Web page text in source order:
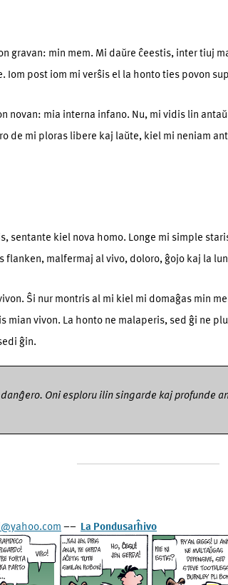
gravan: min mem. Mi daŭre ĉeestis, inter tiuj
Iom post iom mi verŝis el la honto ties povon
novan: mia interna infano. Nu, mi vidis lin
de mi ploras libere kaj laŭte, kiel mi neniam
sentante kiel nova homo. Longe mi simple
flanken, malfermaj al vivo, doloro, ĝojo kaj la
Ŝi nur montris al mi kiel mi domaĝas min
mian vivon. La honto ne malaperis, sed ĝi ne
ĝin.
Oni esploru ilin singarde kaj profunde
–– La Pondusarĥivo